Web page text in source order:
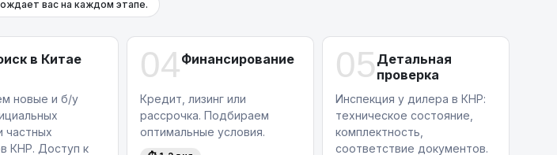
вас на каждом этапе.
в Китае
новые и б/у
частных
КНР. Доступ к
04Финансирование
Кредит, лизинг или
рассрочка. Подбираем
оптимальные условия.
05 Детальная
проверка
Инспекция у дилера в КНР:
техническое состояние,
комплектность,
соответствие документов.